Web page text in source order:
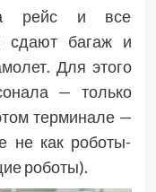
рейс и все
сдают багаж и
Для этого
— только
терминале —
не как роботы-
роботы).